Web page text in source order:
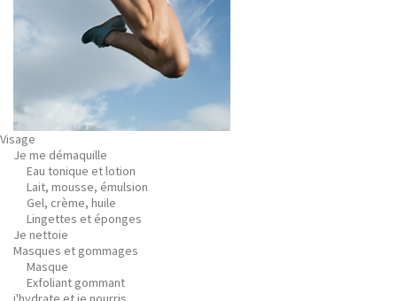
Visage
Je me démaquille
Eau tonique et lotion
Lait, mousse, émulsion
Gel, crème, huile
Lingettes et éponges
Je nettoie
Masques et gommages
Masque
Exfoliant gommant